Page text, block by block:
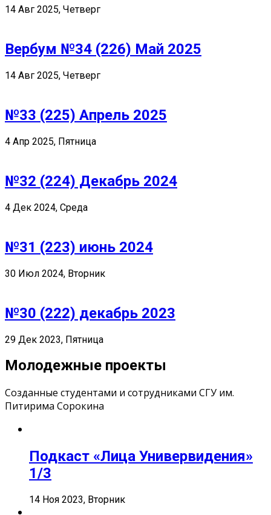
14 Авг 2025, Четверг
Вербум №34 (226) Май 2025
14 Авг 2025, Четверг
№33 (225) Апрель 2025
4 Апр 2025, Пятница
№32 (224) Декабрь 2024
4 Дек 2024, Среда
№31 (223) июнь 2024
30 Июл 2024, Вторник
№30 (222) декабрь 2023
29 Дек 2023, Пятница
Молодежные проекты
Созданные студентами и сотрудниками СГУ им.
Питирима Сорокина
Подкаст «Лица Универвидения»
1/3
14 Ноя 2023, Вторник